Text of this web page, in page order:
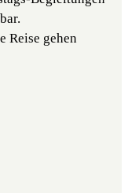
Reise gehen